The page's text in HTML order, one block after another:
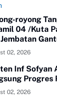
royong
04 /Kuta
02, 2026
Inf Sofyan
Progres
02, 2026